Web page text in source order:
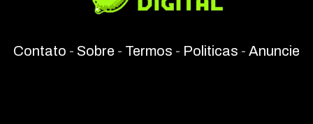
Contato - Sobre - Termos - Politicas - Anuncie